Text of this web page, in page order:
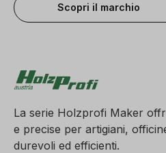
Scopri il marchio
La serie Holzprofi Maker
e precise per artigiani,
durevoli ed efficienti.